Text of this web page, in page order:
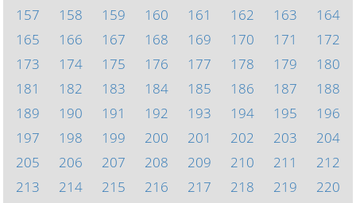
157
158 159 160 161 162 163
164
165
166 167 168 169 170 171
172
173
174 175 176 177 178 179
180
181
182 183 184 185 186 187
188
189
190 191 192 193 194 195
196
197
198 199 200 201 202 203
204
205
206 207 208 209 210 211
212
213
214 215 216 217 218 219
220